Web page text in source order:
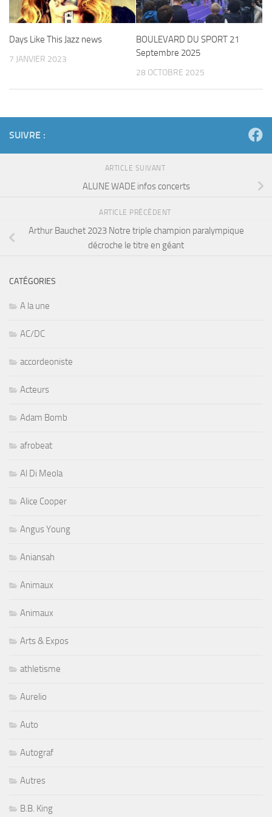
Days Like This Jazz news
7 JANVIER 2023
BOULEVARD DU SPORT 21
Septembre 2025
28 OCTOBRE 2025
SUIVRE :
ARTICLE SUIVANT
ALUNE WADE infos concerts
ARTICLE PRÉCÉDENT
Arthur Bauchet 2023 Notre triple champion paralympique
décroche le titre en géant
CATÉGORIES
A la une
AC/DC
accordeoniste
Acteurs
Adam Bomb
afrobeat
Al Di Meola
Alice Cooper
Angus Young
Aniansah
Animaux
Animaux
Arts & Expos
athletisme
Aurelio
Auto
Autograf
Autres
B.B. King